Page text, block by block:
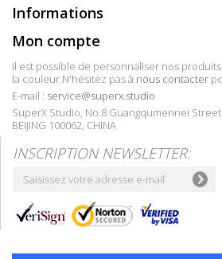
Informations
Mon compte
Il est possible de personnaliser nos
la couleur.N'hésitez pas à nous contacter
E-mail : service@superx.studio
SuperX Studio, No.8 Guangqumennei
BEIJING 100062, CHINA
INSCRIPTION NEWSLETTER: